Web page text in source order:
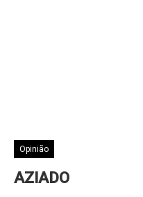
Opinião
AZIADO